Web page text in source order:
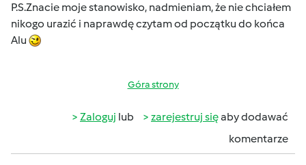
P.S.Znacie moje stanowisko, nadmieniam, że nie chciałem
nikogo urazić i naprawdę czytam od początku do końca
Alu
Góra strony
Zaloguj lub zarejestruj sięaby dodawać
komentarze